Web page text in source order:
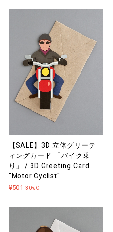
【SALE】3D 立体グリーテ
ィングカード 「バイク乗
り」 / 3D Greeting Card
"Motor Cyclist"
¥501 30%OFF